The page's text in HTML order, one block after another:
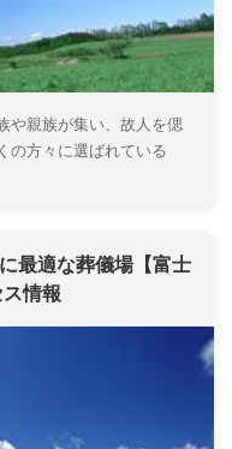
や親族が集い、故人を偲
の方々に選ばれている
最適な葬儀場【富士
情報